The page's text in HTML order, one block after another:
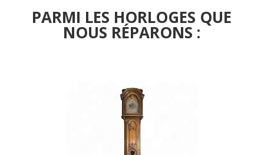
PARMI LES HORLOGES QUE
NOUS RÉPARONS :